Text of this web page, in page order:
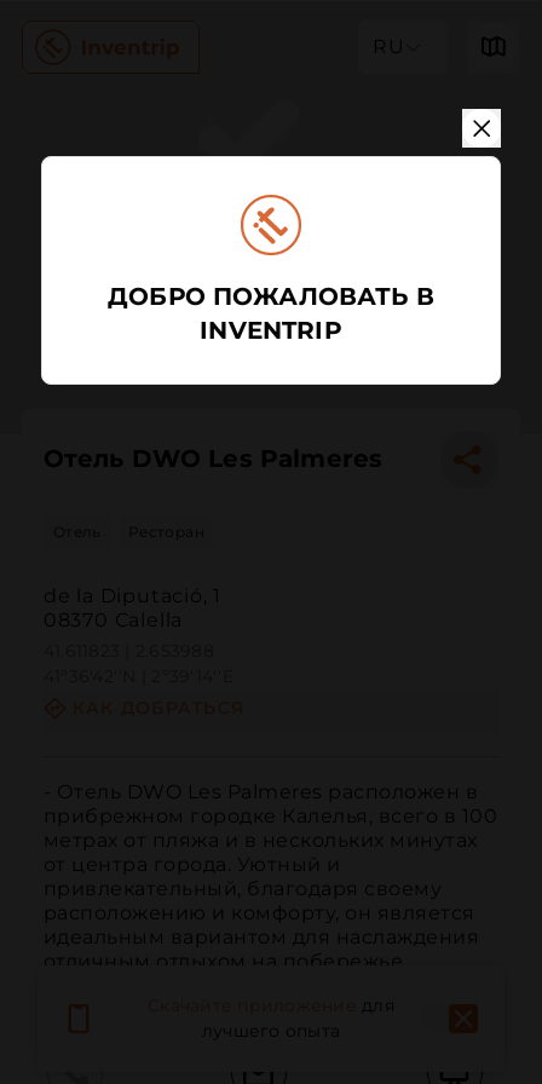
RU
Отель DWO Les Palmeres
Ресторан
de la Diputació, 1
08370 Calella
- Отель DWO Les Palmeres расположен в
прибрежном городке Калелья, всего в 100
метрах от пляжа и в нескольких минутах
от центра города. Уютный и
привлекательный, благодаря своему
расположению и комфорту, он является
идеальным вариантом для наслаждения
отличным отдыхом на побережье
для
лучшего опыта
ДОБРО ПОЖАЛОВАТЬ В
INVENTRIP